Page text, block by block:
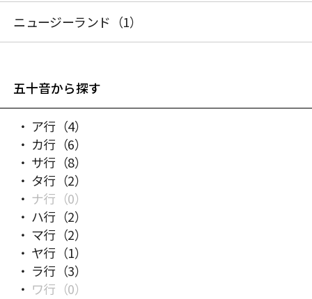
ニュージーランド （1）
五十音から探す
ア行 （4）
カ行 （6）
サ行 （8）
タ行 （2）
ナ行 （0）
ハ行 （2）
マ行 （2）
ヤ行 （1）
ラ行 （3）
ワ行 （0）